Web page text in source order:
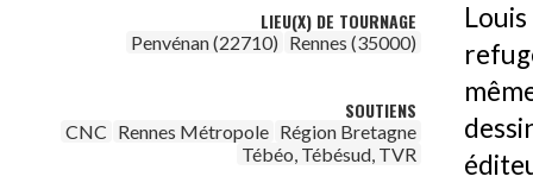
LIEU(X) DE TOURNAGE
Penvénan (22710) Rennes (35000)
SOUTIENS
CNC Rennes Métropole Région Bretagne
Tébéo, Tébésud, TVR